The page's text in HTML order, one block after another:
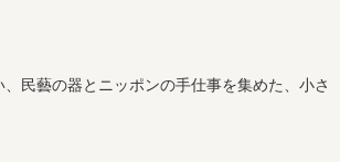
民藝の器とニッポンの手仕事を集めた、小さ